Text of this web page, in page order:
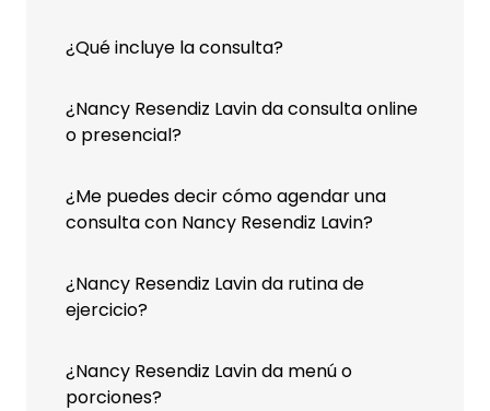
¿Qué incluye la consulta?
¿Nancy Resendiz Lavin da consulta online
o presencial?
¿Me puedes decir cómo agendar una
consulta con Nancy Resendiz Lavin?
¿Nancy Resendiz Lavin da rutina de
ejercicio?
¿Nancy Resendiz Lavin da menú o
porciones?